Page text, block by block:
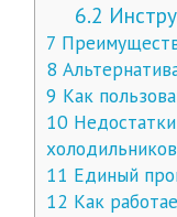
6.2
7
8
9 Как
10
холодильников
11 Единый
12 Как